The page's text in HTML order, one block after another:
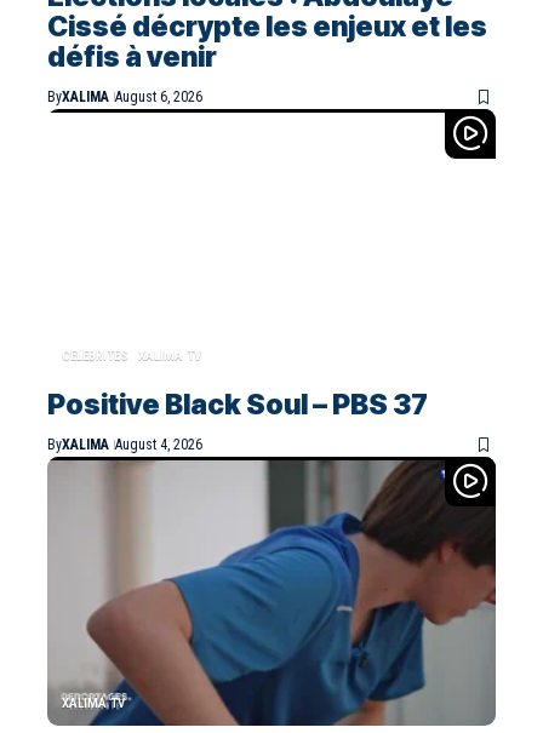
Cissé décrypte les enjeux et les
défis à venir
ByXALIMA August 6, 2026
CELEBRITES XALIMA TV
Positive Black Soul – PBS 37
ByXALIMA August 4, 2026
XALIMA TV